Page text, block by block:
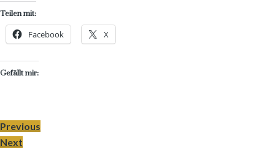
Teilen mit:
Facebook X
Gefällt mir:
Previous
Next